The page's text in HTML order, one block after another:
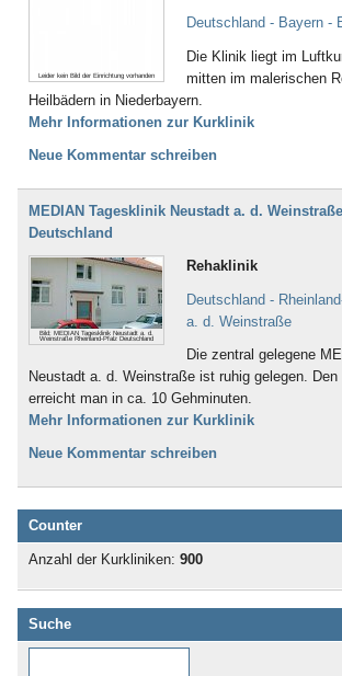
Leider kein Bild der Einrichtung vorhanden
Deutschland - Bayern -
Die Klinik liegt im
mitten im malerischen
Heilbädern in Niederbayern.
Mehr Informationen zur Kurklinik
Neue Kommentar schreiben
MEDIAN Tagesklinik Neustadt a. d.
Deutschland
Bild: MEDIAN Tagesklinik Neustadt a. d.
Weinstraße Rheinland-Pfalz Deutschland
Rehaklinik
Deutschland -
a. d. Weinstraße
Die zentral gelegene
Neustadt a. d. Weinstraße ist ruhig gelegen.
erreicht man in ca. 10 Gehminuten.
Mehr Informationen zur Kurklinik
Neue Kommentar schreiben
Counter
Anzahl der Kurkliniken: 900
Suche